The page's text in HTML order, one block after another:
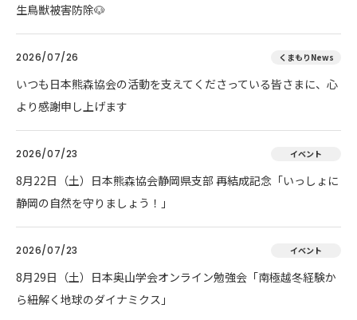
生鳥獣被害防除🐶
2026/07/26 くまもりNews
いつも日本熊森協会の活動を支えてくださっている皆さまに、心
より感謝申し上げます
2026/07/23 イベント
8月22日（土）日本熊森協会静岡県支部 再結成記念「いっしょに
静岡の自然を守りましょう！」
2026/07/23 イベント
8月29日（土）日本奥山学会オンライン勉強会「南極越冬経験か
ら紐解く地球のダイナミクス」